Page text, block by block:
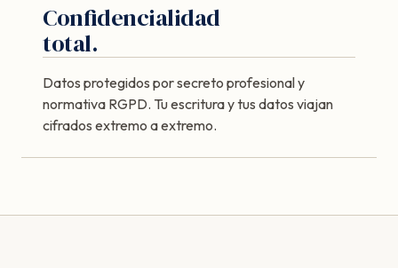
Confidencialidad
total.
Datos protegidos por secreto profesional y
normativa RGPD. Tu escritura y tus datos viajan
cifrados extremo a extremo.